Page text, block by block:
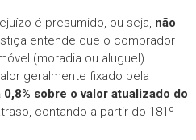
é presumido, ou seja, não
entende que o comprador
(moradia ou aluguel).
geralmente fixado pela
0,8% sobre o valor atualizado do
contando a partir do 181º